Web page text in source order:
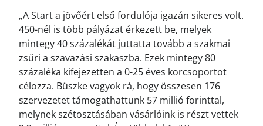
„A Start a jövőért első fordulója igazán sikeres volt.
450-nél is több pályázat érkezett be, melyek
mintegy 40 százalékát juttatta tovább a szakmai
zsűri a szavazási szakaszba. Ezek mintegy 80
százaléka kifejezetten a 0-25 éves korcsoportot
célozza. Büszke vagyok rá, hogy összesen 176
szervezetet támogathattunk 57 millió forinttal,
melynek szétosztásában vásárlóink is részt vettek